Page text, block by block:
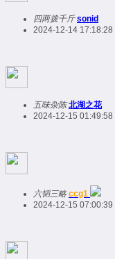
四两拨千斤 sonid
2024-12-14 17:18:28
五味杂陈 北湖之花
2024-12-15 01:49:58
六韬三略 ccg1
2024-12-15 07:00:39